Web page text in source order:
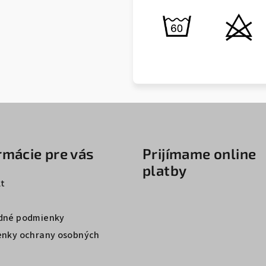
pre vás
podmienky
ochrany osobných
Prijímame online
platby